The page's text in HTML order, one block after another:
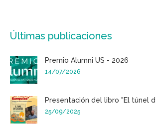
Últimas publicaciones
Premio Alumni US - 2026
14/07/2026
Presentación del libro "El túnel
25/09/2025